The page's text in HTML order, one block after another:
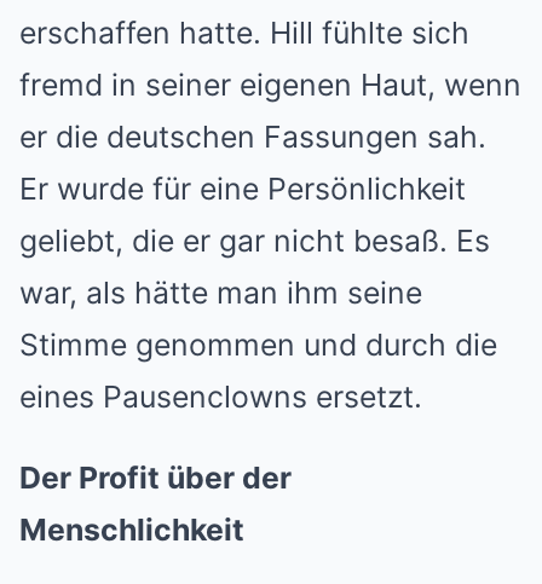
erschaffen hatte. Hill fühlte sich
fremd in seiner eigenen Haut, wenn
er die deutschen Fassungen sah.
Er wurde für eine Persönlichkeit
geliebt, die er gar nicht besaß. Es
war, als hätte man ihm seine
Stimme genommen und durch die
eines Pausenclowns ersetzt.
Der Profit über der
Menschlichkeit